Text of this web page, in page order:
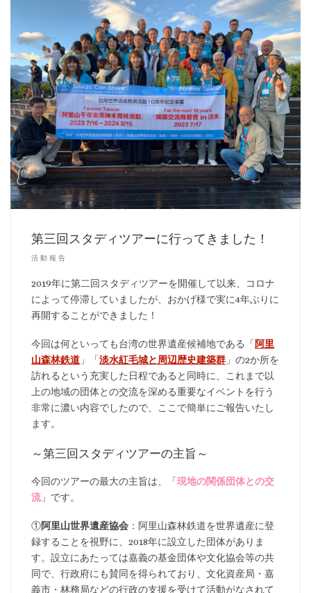
第三回スタディツアーに行ってきました！
活動報告
2019年に第二回スタディツアーを開催して以来、コロナ
によって停滞していましたが、おかげ様で実に4年ぶりに
再開することができました！
今回は何といっても台湾の世界遺産候補地である「阿里
山森林鉄道 」「淡水紅毛城と周辺歴史建築群 」の2か所を
訪れるという充実した日程であると同時に、これまで以
上の地域の団体との交流を深める重要なイベントを行う
非常に濃い内容でしたので、ここで簡単にご報告いたし
ます。
～第三回スタディツアーの主旨～
今回のツアーの最大の主旨は、「現地の関係団体との交
流」です。
①阿里山世界遺産協会 ：阿里山森林鉄道を世界遺産に登
録することを視野に、2018年に設立した団体がありま
す。設立にあたっては嘉義の基金団体や文化協会等の共
同で、行政府にも賛同を得られており、文化資産局・嘉
義市・林務局などの行政の支援を受けて活動がなされて